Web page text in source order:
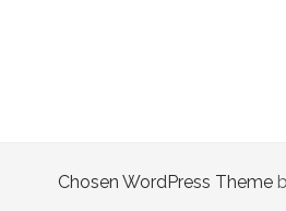
Chosen WordPress Theme